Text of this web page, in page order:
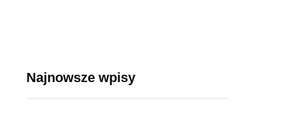
Najnowsze wpisy